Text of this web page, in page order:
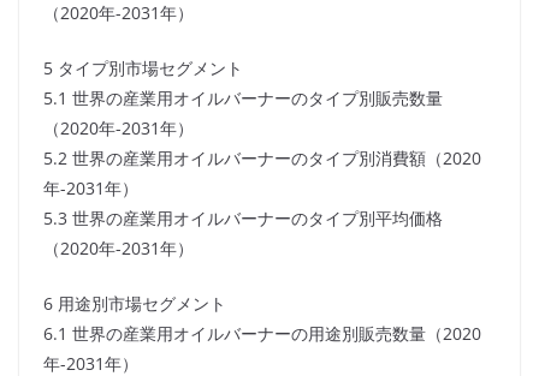
（2020年-2031年）
5 タイプ別市場セグメント
5.1 世界の産業用オイルバーナーのタイプ別販売数量
（2020年-2031年）
5.2 世界の産業用オイルバーナーのタイプ別消費額（2020
年-2031年）
5.3 世界の産業用オイルバーナーのタイプ別平均価格
（2020年-2031年）
6 用途別市場セグメント
6.1 世界の産業用オイルバーナーの用途別販売数量（2020
年-2031年）